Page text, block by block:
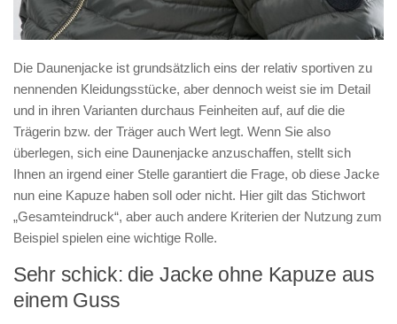
Die Daunenjacke ist grundsätzlich eins der relativ sportiven zu
nennenden Kleidungsstücke, aber dennoch weist sie im Detail
und in ihren Varianten durchaus Feinheiten auf, auf die die
Trägerin bzw. der Träger auch Wert legt. Wenn Sie also
überlegen, sich eine Daunenjacke anzuschaffen, stellt sich
Ihnen an irgend einer Stelle garantiert die Frage, ob diese Jacke
nun eine Kapuze haben soll oder nicht. Hier gilt das Stichwort
„Gesamteindruck“, aber auch andere Kriterien der Nutzung zum
Beispiel spielen eine wichtige Rolle.
Sehr schick: die Jacke ohne Kapuze aus
einem Guss